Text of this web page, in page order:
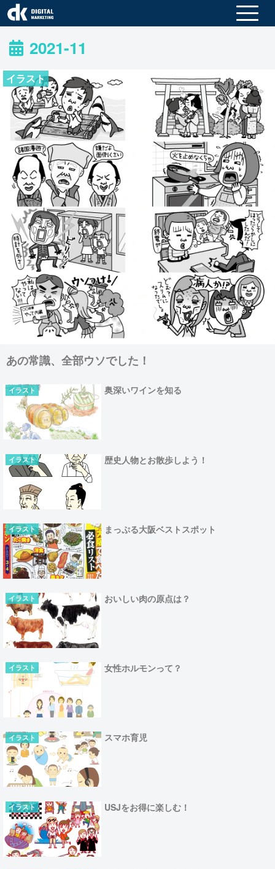
2021-11
イラスト
あの常識、全部ウソでした！
イラスト 奥深いワインを知る
イラスト 歴史人物とお散歩しよう！
イラスト まっぷる大阪ベストスポット
イラスト おいしい肉の原点は？
イラスト 女性ホルモンって？
イラスト スマホ育児
イラスト USJをお得に楽しむ！